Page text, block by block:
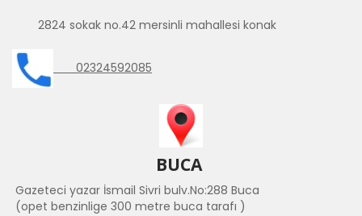
2824 sokak no.42 mersinli mahallesi konak
02324592085
BUCA
Gazeteci yazar İsmail Sivri bulv.No:288 Buca
(opet benzinlige 300 metre buca tarafı )